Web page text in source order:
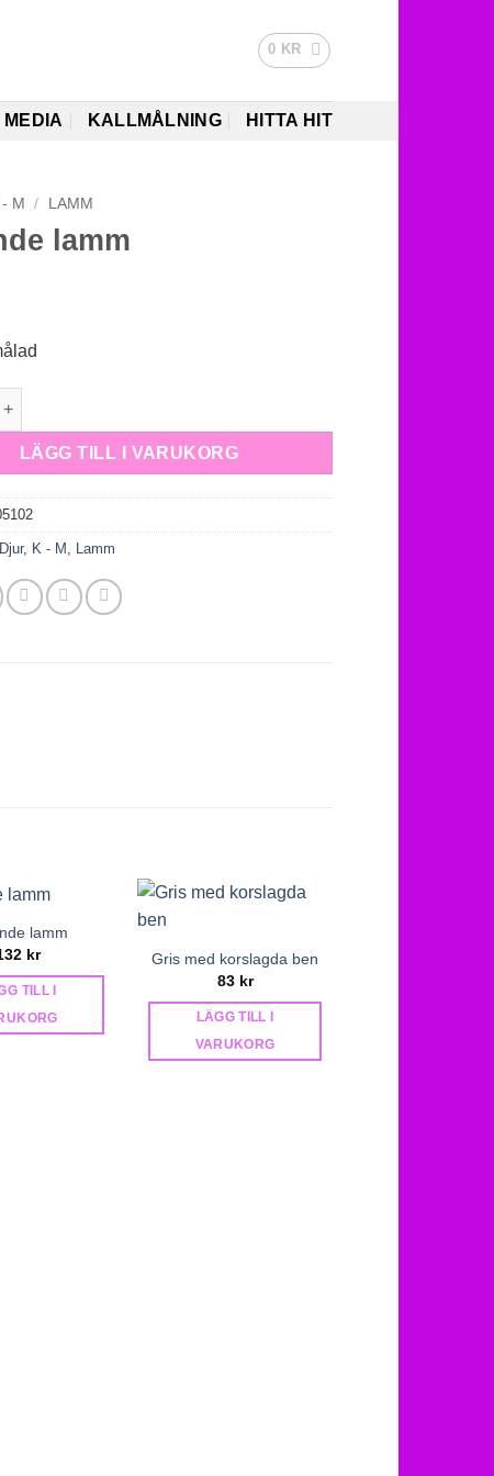
0 KR
MEDIA KALLMÅLNING HITTA HIT
- M / LAMM
lamm
mängd
LÄGG TILL I VARUKORG
Djur, K - M Lamm
lamm
kr
TILL I
Gris med korslagda ben
83 kr
LÄGG TILL I
VARUKORG